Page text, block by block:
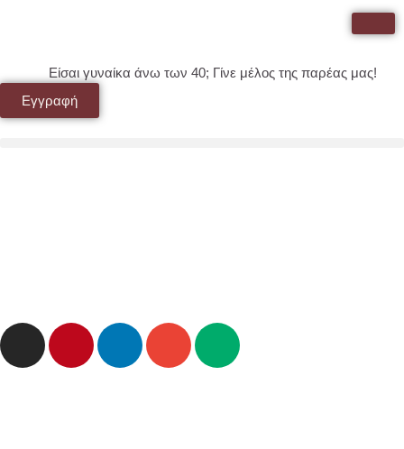
Είσαι γυναίκα άνω των 40; Γίνε μέλος της παρέας μας!
Εγγραφή